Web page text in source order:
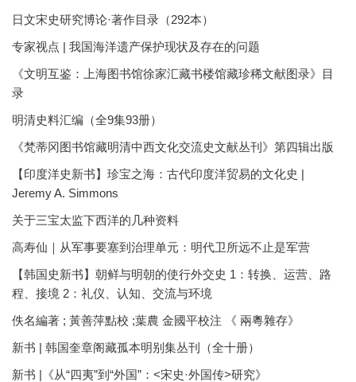
日文宋史研究博论·著作目录（292本）
专家视点 | 我国海洋遗产保护现状及存在的问题
《文明互鉴：上海图书馆徐家汇藏书楼馆藏珍稀文献图录》目
录
明清史料汇编（全9集93册）
《梵蒂冈图书馆藏明清中西文化交流史文献丛刊》第四辑出版
【印度洋史新书】珍宝之海：古代印度洋贸易的文化史 |
Jeremy A. Simmons
关于三宝太监下西洋的几种资料
高寿仙｜从军事要塞到治理单元：明代卫所远不止是军营
【韩国史新书】朝鲜与明朝的使行外交史 1：转换、运营、路
程、接境 2：礼仪、认知、交流与环境
佚名編著 ; 黃善萍點校 ;葉農 金國平校注 《 兩粵雜存》
新书 | 韩国奎章阁藏孤本明别集丛刊（全十册）
新书 |《从“四夷”到“外国”：<宋史·外国传>研究》